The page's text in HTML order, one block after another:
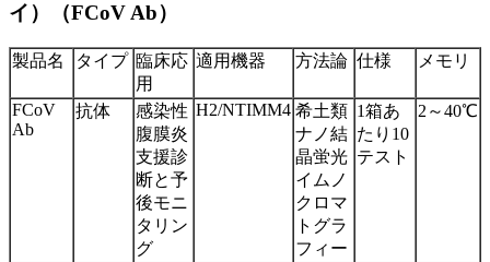
イ）（FCoV Ab）
製品名 タイプ 臨床応
用
適用機器 方法論 仕様 メモリ
FCoV
Ab
抗体
感染性
腹膜炎
支援診
断と予
後モニ
タリン
グ
H2/NTIMM4 希土類
ナノ結
晶蛍光
イムノ
クロマ
トグラ
フィー
1箱あ
たり10
テスト
2～40℃